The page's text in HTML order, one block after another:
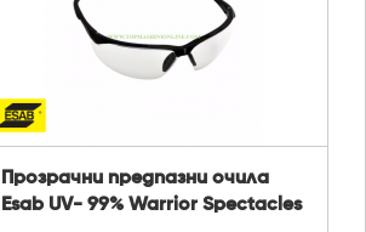
Прозрачни предпазни очила
Esab UV- 99% Warrior Spectacles